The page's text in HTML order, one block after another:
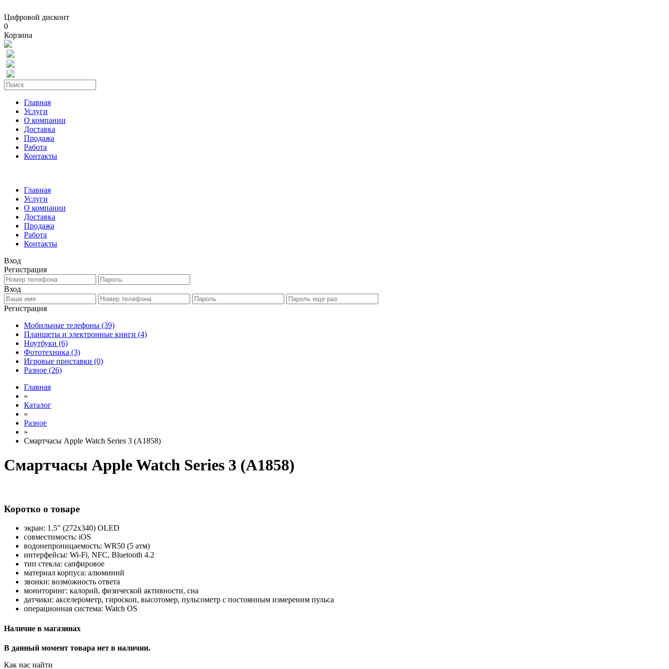
Цифровой дисконт
0
Корзина
Главная
Услуги
О компании
Доставка
Продажа
Работа
Контакты
Главная
Услуги
О компании
Доставка
Продажа
Работа
Контакты
Вход
Регистрация
Вход
Регистрация
Мобильные телефоны (39)
Планшеты и электронные книги (4)
Ноутбуки (6)
Фототехника (3)
Игровые приставки (0)
Разное (26)
Главная
»
Каталог
»
Разное
»
Смартчасы Apple Watch Series 3 (A1858)
Смартчасы Apple Watch Series 3 (A1858)
Коротко о товаре
экран: 1.5" (272x340) OLED
совместимость: iOS
водонепроницаемость: WR50 (5 атм)
интерфейсы: Wi-Fi, NFC, Bluetooth 4.2
тип стекла: сапфировое
материал корпуса: алюминий
звонки: возможность ответа
мониторинг: калорий, физической активности, сна
датчики: акселерометр, гироскоп, высотомер, пульсометр с постоянным измереним пульса
операционная система: Watch OS
Наличие в магазинах
В данный момент товара нет в наличии.
Как нас найти